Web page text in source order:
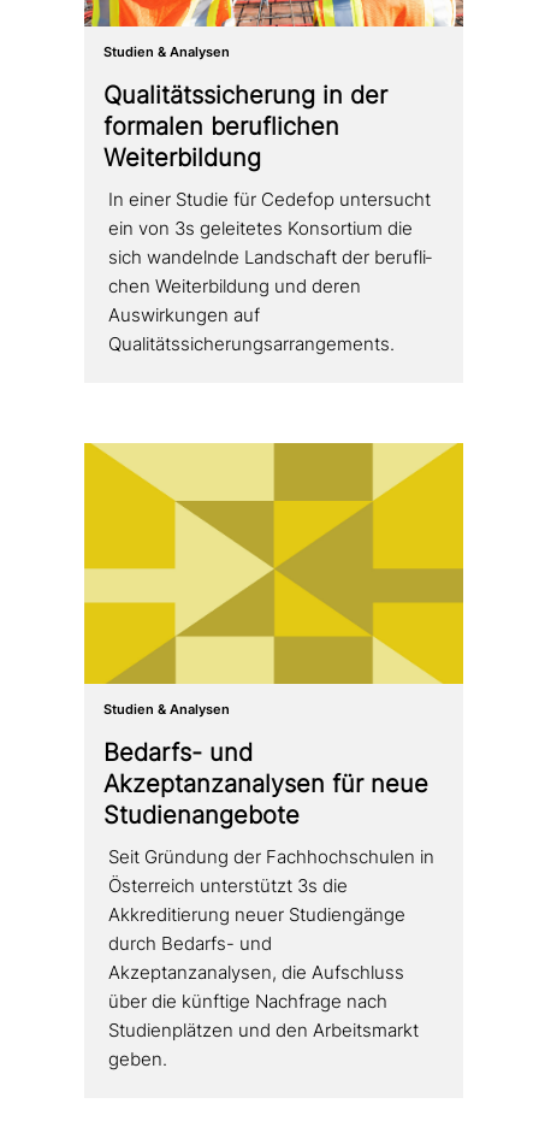
Studien & Analysen
Qualitätssicherung in der
formalen beruf­li­chen
Weiterbildung
In einer Studie für Cedefop unter­sucht
ein von 3s gelei­te­tes Konsortium die
sich wandelnde Landschaft der beruf­li­
chen Weiterbildung und deren
Auswirkungen auf
Qualitätssicherungsarrangements.
Studien & Analysen
Bedarfs- und
Akzeptanzanalysen für neue
Studienangebote
Seit Gründung der Fachhochschulen in
Österreich unter­stützt 3s die
Akkreditierung neuer Studiengänge
durch Bedarfs- und
Akzeptanzanalysen, die Aufschluss
über die künftige Nachfrage nach
Studienplätzen und den Arbeitsmarkt
geben.